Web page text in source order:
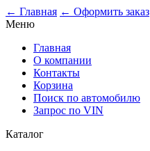
← Главная ← Оформить заказ
Меню
Главная
О компании
Контакты
Корзина
Поиск по автомобилю
Запрос по VIN
Каталог